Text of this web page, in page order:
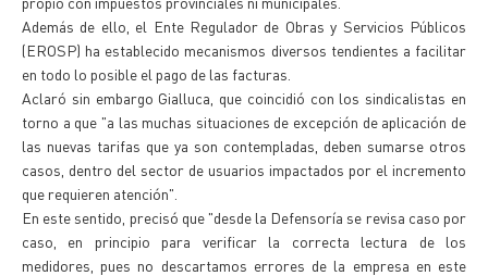
Además de ello, el Ente Regulador de Obras y Servicios Públicos
(EROSP) ha establecido mecanismos diversos tendientes a facilitar
en todo lo posible el pago de las facturas.
Aclaró sin embargo Gialluca, que coincidió con los sindicalistas en
torno a que "a las muchas situaciones de excepción de aplicación de
las nuevas tarifas que ya son contempladas, deben sumarse otros
casos, dentro del sector de usuarios impactados por el incremento
que requieren atención".
En este sentido, precisó que "desde la Defensoría se revisa caso por
caso, en principio para verificar la correcta lectura de los
medidores, pues no descartamos errores de la empresa en este